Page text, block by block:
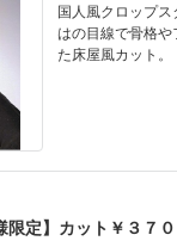
国人風クロップ
はの目線で骨格
た床屋風カット。
限定】カット￥３７